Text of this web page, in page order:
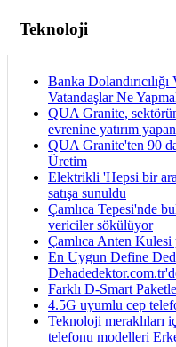
Teknoloji
Banka Dolandırıcılığı
Vatandaşlar Ne
QUA Granite,
evrenine yatırım
QUA Granite'ten 90
Üretim
Elektrikli 'Hepsi bir
satışa sunuldu
Çamlıca Tepesi'nde
vericiler sökülüyor
Çamlıca Anten Kulesi
En Uygun Define
Farklı D-Smart
4.5G uyumlu cep
Teknoloji meraklıları
telefonu modelleri